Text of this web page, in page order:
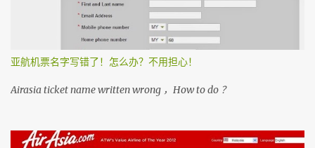
亚航机票名字写错了！怎么办？不用担心！
Airasia ticket name written wrong ，How to do ？